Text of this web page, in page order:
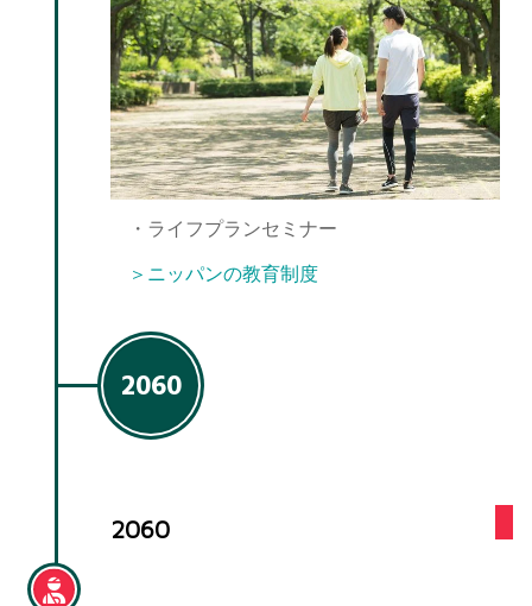
・ライフプランセミナー
＞ニッパンの教育制度
2060
2060